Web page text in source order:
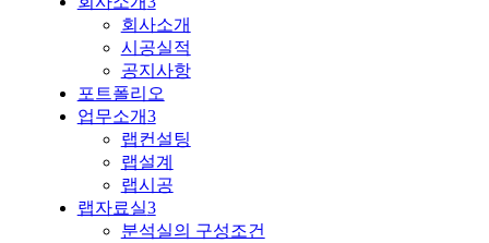
회사소개
시공실적
공지사항
포트폴리오
업무소개
랩컨설팅
랩설계
랩시공
랩자료실
분석실의 구성조건